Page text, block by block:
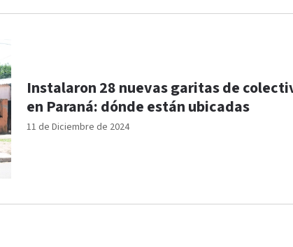
11 de Diciembre de 2024
Instalaron 28 nuevas garitas de
en Paraná: dónde están ubicadas